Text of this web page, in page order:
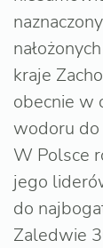
kraje
obecnie w
wodoru do
W Polsce
jego
do
Zaledwie